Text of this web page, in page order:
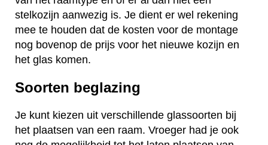
stelkozijn aanwezig is. Je dient er wel rekening
mee te houden dat de kosten voor de montage
nog bovenop de prijs voor het nieuwe kozijn en
het glas komen.
Soorten beglazing
Je kunt kiezen uit verschillende glassoorten bij
het plaatsen van een raam. Vroeger had je ook